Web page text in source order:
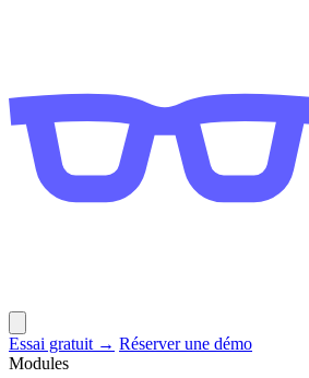
Essai gratuit → Réserver une démo
Modules